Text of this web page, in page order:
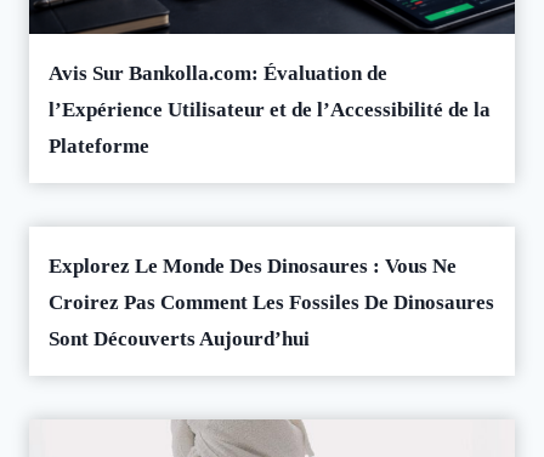
Avis Sur Bankolla.com: Évaluation de
l’Expérience Utilisateur et de l’Accessibilité de la
Plateforme
Explorez Le Monde Des Dinosaures : Vous Ne
Croirez Pas Comment Les Fossiles De Dinosaures
Sont Découverts Aujourd’hui